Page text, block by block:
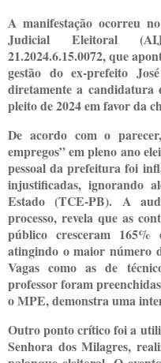
A manifestação ocorreu
Judicial Eleitoral
21.2024.6.15.0072, que
gestão do ex-prefeito
diretamente a candidatura
pleito de 2024 em favor da
De acordo com o
empregos” em pleno ano
pessoal da prefeitura foi
injustificadas, ignorando
Estado (TCE-PB). A
processo, revela que as
público cresceram
atingindo o maior número
Vagas como as de
professor foram
o MPE, demonstra uma
Outro ponto crítico foi a
Senhora dos Milagres,